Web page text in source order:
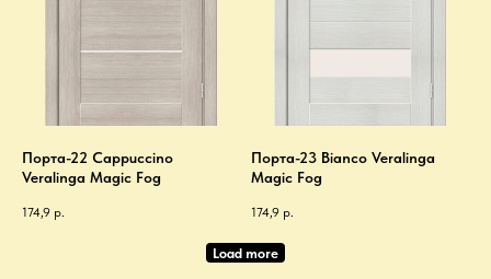
Порта-22 Cappuccino
Veralinga Magic Fog
174,9 р.
Порта-23 Bianco Veralinga
Magic Fog
174,9 р.
Load more